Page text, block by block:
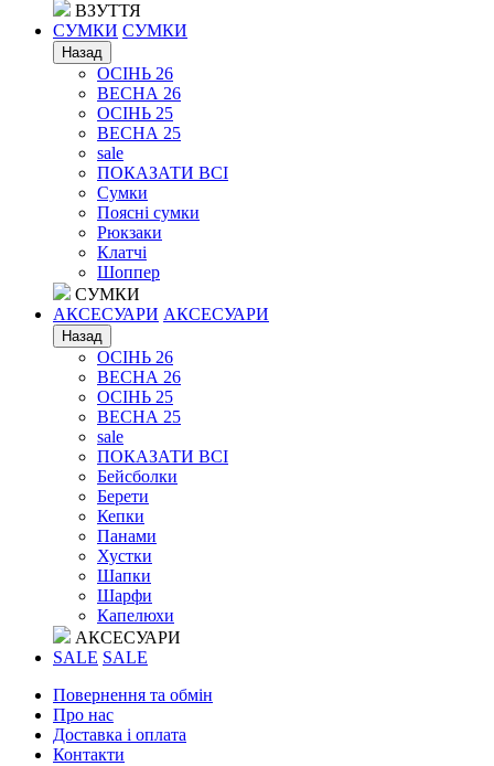
ВЗУТТЯ
СУМКИ СУМКИ
Назад
ОСІНЬ 26
ВЕСНА 26
ОСІНЬ 25
ВЕСНА 25
sale
ПОКАЗАТИ ВСІ
Сумки
Поясні сумки
Рюкзаки
Клатчі
Шоппер
СУМКИ
АКСЕСУАРИ АКСЕСУАРИ
Назад
ОСІНЬ 26
ВЕСНА 26
ОСІНЬ 25
ВЕСНА 25
sale
ПОКАЗАТИ ВСІ
Бейсболки
Берети
Кепки
Панами
Хустки
Шапки
Шарфи
Капелюхи
АКСЕСУАРИ
SALE SALE
Повернення та обмін
Про нас
Доставка і оплата
Контакти